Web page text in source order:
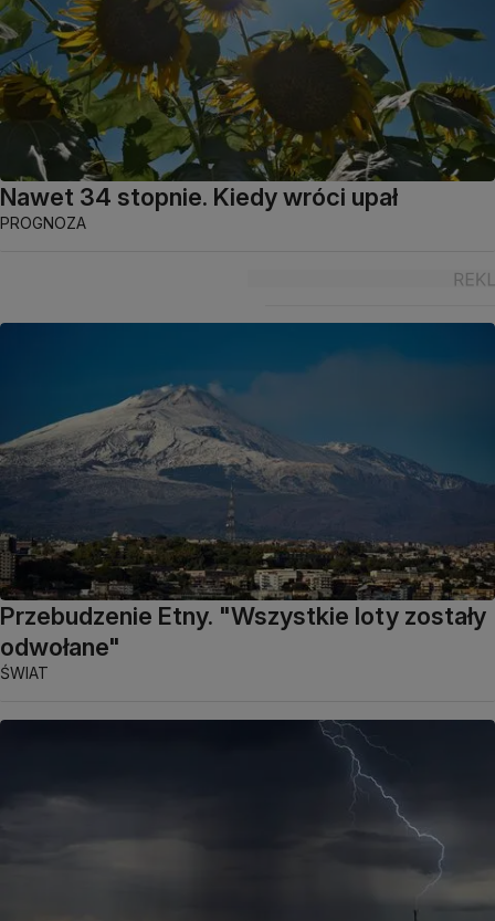
Nawet 34 stopnie. Kiedy wróci upał
PROGNOZA
Przebudzenie Etny. "Wszystkie loty zostały
odwołane"
ŚWIAT